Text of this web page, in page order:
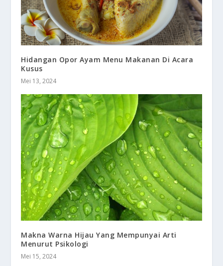
Hidangan Opor Ayam Menu Makanan Di Acara
Kusus
Mei 13, 2024
Makna Warna Hijau Yang Mempunyai Arti
Menurut Psikologi
Mei 15, 2024